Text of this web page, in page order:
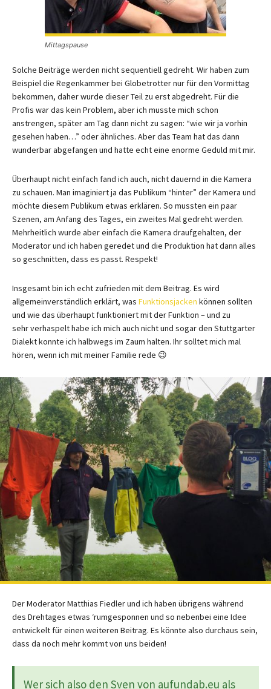
Mittagspause
Solche Beiträge werden nicht sequentiell gedreht. Wir haben zum
Beispiel die Regenkammer bei Globetrotter nur für den Vormittag
bekommen, daher wurde dieser Teil zu erst abgedreht. Für die
Profis war das kein Problem, aber ich musste mich schon
anstrengen, später am Tag dann nicht zu sagen: “wie wir ja vorhin
gesehen haben…” oder ähnliches. Aber das Team hat das dann
wunderbar abgefangen und hatte echt eine enorme Geduld mit mir.
Überhaupt nicht einfach fand ich auch, nicht dauernd in die Kamera
zu schauen. Man imaginiert ja das Publikum “hinter” der Kamera und
möchte diesem Publikum etwas erklären. So mussten ein paar
Szenen, am Anfang des Tages, ein zweites Mal gedreht werden.
Mehrheitlich wurde aber einfach die Kamera draufgehalten, der
Moderator und ich haben geredet und die Produktion hat dann alles
so geschnitten, dass es passt. Respekt!
Insgesamt bin ich echt zufrieden mit dem Beitrag. Es wird
allgemeinverständlich erklärt, was Funktionsjacken können sollten
und wie das überhaupt funktioniert mit der Funktion – und zu
sehr verhaspelt habe ich mich auch nicht und sogar den Stuttgarter
Dialekt konnte ich halbwegs im Zaum halten. Ihr solltet mich mal
hören, wenn ich mit meiner Familie rede 😉
Der Moderator Matthias Fiedler und ich haben übrigens während
des Drehtages etwas ‘rumgesponnen und so nebenbei eine Idee
entwickelt für einen weiteren Beitrag. Es könnte also durchaus sein,
dass da noch mehr kommt von uns beiden!
Wer sich also den Sven von aufundab.eu als